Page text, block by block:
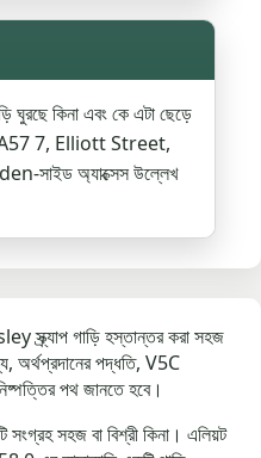
ঘুরছে কিনা এবং কে এটা ছেড়ে
A57 7, Elliott Street,
সাইড অ্যাক্সেস উল্লেখ
স্ক্র্যাপ গাড়ি হস্তান্তর করা সহজ
অর্থপ্রদানের পদ্ধতি, V5C
পথ জানতে হবে।
সংগ্রহ সহজ বা বিশ্রী কিনা। এলিয়ট